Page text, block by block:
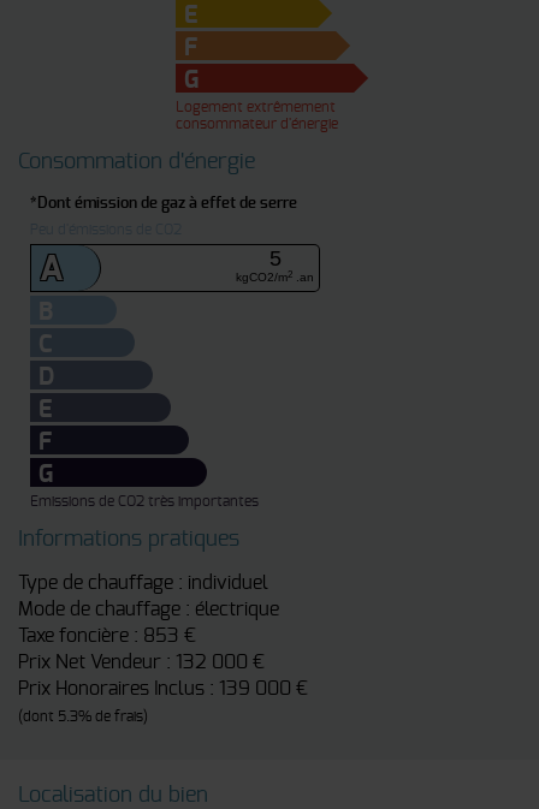
E
F
G
Logement extrêmement
consommateur d'énergie
Consommation d'énergie
*Dont émission de gaz à effet de serre
A 5
kgCO2/m2 .an
B
C
D
E
F
G
Emissions de CO2 très importantes
Informations pratiques
Type de chauffage : individuel
Mode de chauffage : électrique
Taxe foncière : 853 €
Prix Net Vendeur : 132 000 €
Prix Honoraires Inclus : 139 000 €
(dont 5.3% de frais)
Localisation du bien